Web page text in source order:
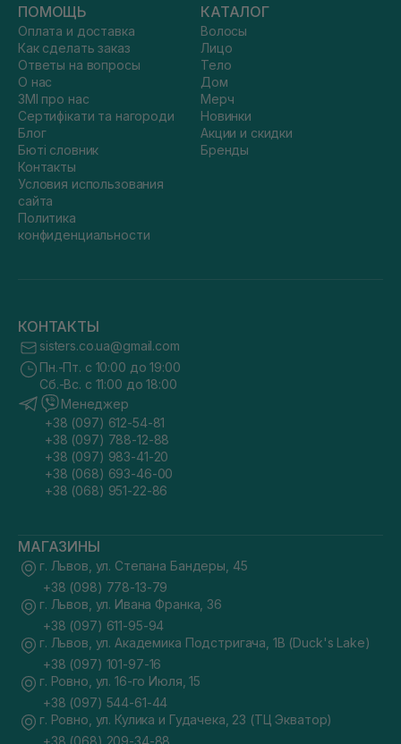
ПОМОЩЬ
Оплата и доставка
Как сделать заказ
Ответы на вопросы
О нас
ЗМІ про нас
Сертифікати та нагороди
Блог
Бюті словник
Контакты
Условия использования
сайта
Политика
конфиденциальности
КАТАЛОГ
Волосы
Лицо
Тело
Дом
Мерч
Новинки
Акции и скидки
Бренды
КОНТАКТЫ
sisters.co.ua@gmail.com
Пн.-Пт. с 10:00 до 19:00
Сб.-Вс. с 11:00 до 18:00
Менеджер
+38 (097) 612-54-81
+38 (097) 788-12-88
+38 (097) 983-41-20
+38 (068) 693-46-00
+38 (068) 951-22-86
МАГАЗИНЫ
г. Львов, ул. Степана Бандеры, 45
+38 (098) 778-13-79
г. Львов, ул. Ивана Франка, 36
+38 (097) 611-95-94
г. Львов, ул. Академика Подстригача, 1В (Duck's Lake)
+38 (097) 101-97-16
г. Ровно, ул. 16-го Июля, 15
+38 (097) 544-61-44
г. Ровно, ул. Кулика и Гудачека, 23 (ТЦ Экватор)
+38 (068) 209-34-88